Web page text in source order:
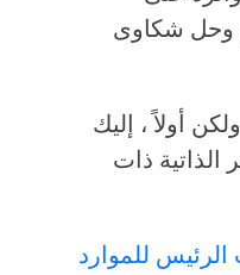
وحل شكاوى
أولاً ، إليك
الذاتية ذات
للموارد